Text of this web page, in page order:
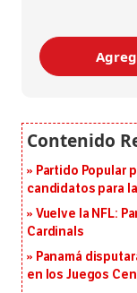
Partido Popular
candidatos para
Vuelve la NFL:
Cardinals
Panamá
en los Juegos